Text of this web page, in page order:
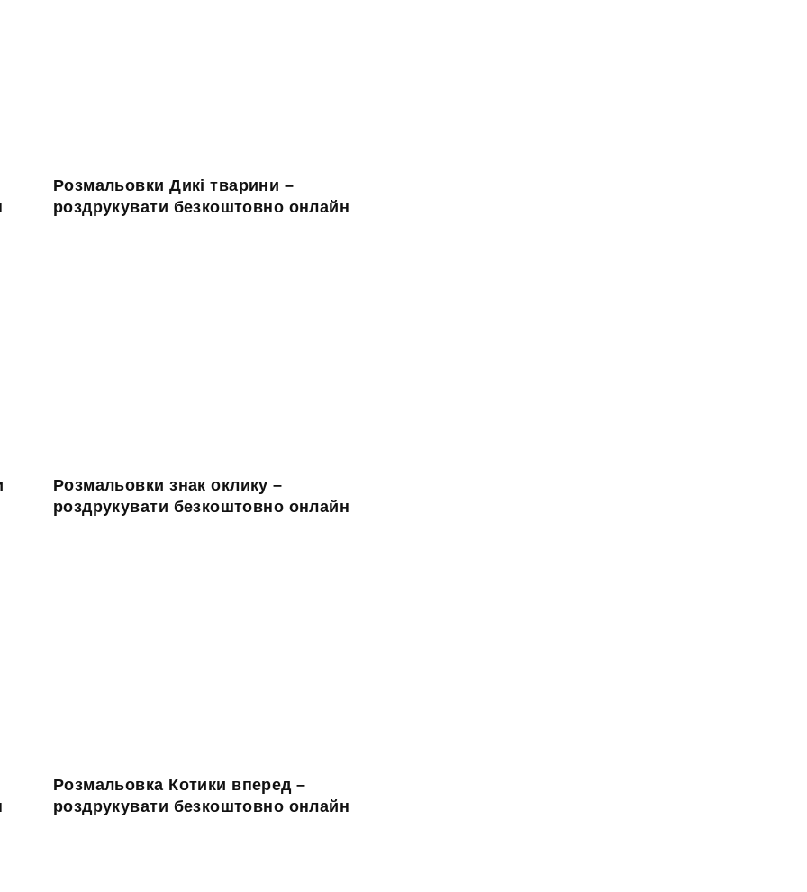
Розмальовки Дикі тварини –
роздрукувати безкоштовно онлайн
Розмальовки знак оклику –
роздрукувати безкоштовно онлайн
Розмальовка Котики вперед –
роздрукувати безкоштовно онлайн